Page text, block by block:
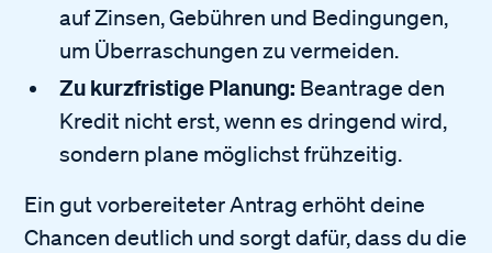
auf Zinsen, Gebühren und Bedingungen,
um Überraschungen zu vermeiden.
Zu kurzfristige Planung: Beantrage den
Kredit nicht erst, wenn es dringend wird,
sondern plane möglichst frühzeitig.
Ein gut vorbereiteter Antrag erhöht deine
Chancen deutlich und sorgt dafür, dass du die